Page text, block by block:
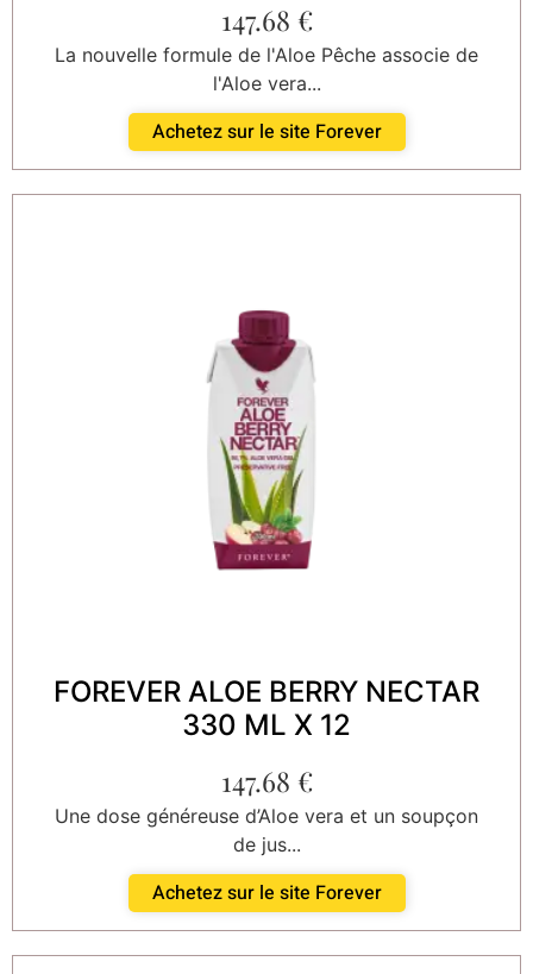
147.68 €
La nouvelle formule de l'Aloe Pêche associe de
l'Aloe vera...
Achetez sur le site Forever
FOREVER ALOE BERRY NECTAR
330 ML X 12
147.68 €
Une dose généreuse d’Aloe vera et un soupçon
de jus...
Achetez sur le site Forever